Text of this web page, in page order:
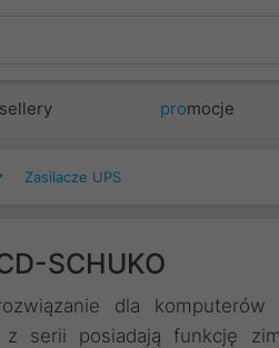
promocje
Zasilacze UPS
SCHUKO
dla komputerów
serii posiadają funkcję